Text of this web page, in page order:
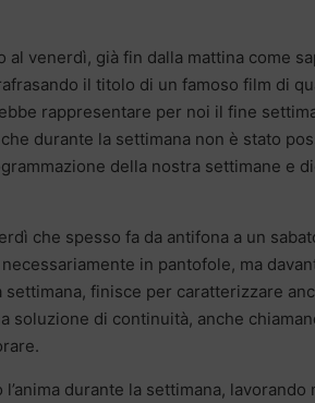
al venerdì, già fin dalla mattina come
il titolo di un famoso film di
rappresentare per noi il fine
durante la settimana non è stato
della nostra settimane e
che spesso fa da antifona a un
in pantofole, ma
finisce per caratterizzare
soluzione di continuità, anche
durante la settimana,